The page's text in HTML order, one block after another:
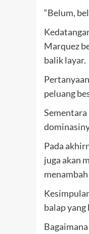
“Belum,
Marquez
balik layar.
peluang
Pada
juga akan
balap yang